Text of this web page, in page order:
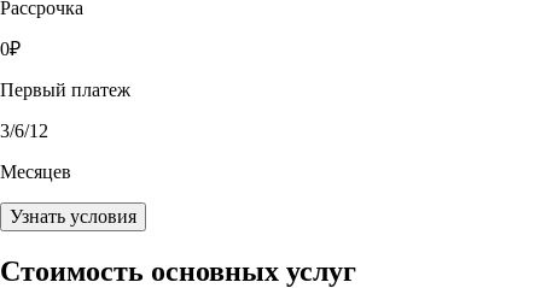
Рассрочка
0₽
Первый платеж
3/6/12
Месяцев
Узнать условия
Стоимость основных услуг